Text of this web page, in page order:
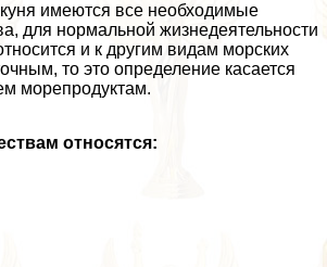
имеются все необходимые
для нормальной жизнедеятельности
и к другим видам морских
то это определение касается
морепродуктам.
относятся: